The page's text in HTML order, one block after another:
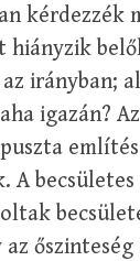
kérdezzék
hiányzik
irányban;
igazán?
A